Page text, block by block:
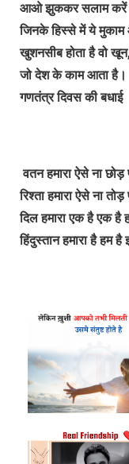
आओ झुककर सलाम करें
जिनके हिस्से में ये मुकाम
खुशनसीब होता है वो
जो देश के काम आता है।
गणतंत्र दिवस की बधाई
वतन हमारा ऐसे ना छोड़
रिश्ता हमारा ऐसे ना तोड़
दिल हमारा एक है एक है
हिंदुस्तान हमारा है हम